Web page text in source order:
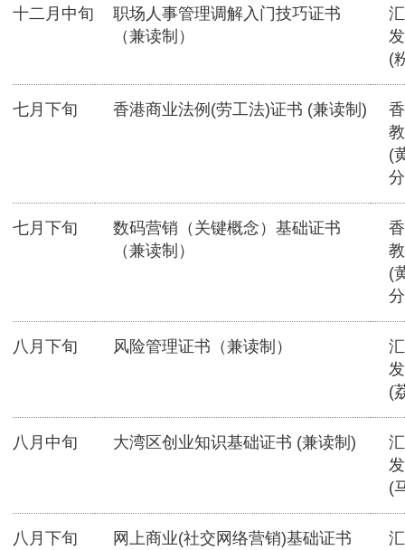
十二月中旬
职场人事管理调解入门技巧证书
（兼读制）
(
七月下旬 香港商业法例(劳工法)证书 (兼读制)
(
七月下旬
数码营销（关键概念）基础证书
（兼读制）
(
八月下旬 风险管理证书（兼读制）
(
八月中旬 大湾区创业知识基础证书 (兼读制)
(
八月下旬
网上商业(社交网络营销)基础证书